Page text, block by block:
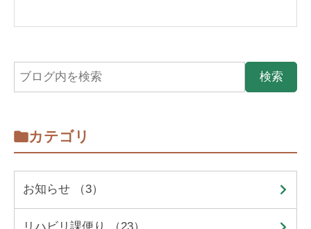
カテゴリ
お知らせ （3）